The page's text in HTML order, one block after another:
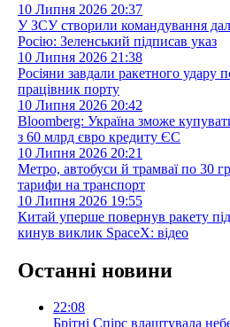
10 Липня 2026 20:37
У ЗСУ створили командування
Росію: Зеленський підписав указ
10 Липня 2026 21:38
Росіяни завдали ракетного удару
працівник порту
10 Липня 2026 20:42
Bloomberg: Україна зможе
з 60 млрд євро кредиту ЄС
10 Липня 2026 20:21
Метро, автобуси й трамваї по 30
тарифи на транспорт
10 Липня 2026 19:55
Китай уперше повернув ракету
кинув виклик SpaceX: відео
Останні новини
22:08
Брітні Спірс влаштувала